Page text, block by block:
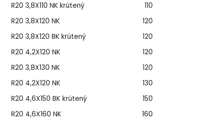
R20 3,8X110 NK krútený
110
R20 3,8X120 NK
120
R20 3,8X120 BK krútený
120
R20 4,2X120 NK
120
R20 3,8X130 NK
120
R20 4,2X120 NK
130
R20 4,6X150 BK krútený
150
R20 4,6X160 NK
160